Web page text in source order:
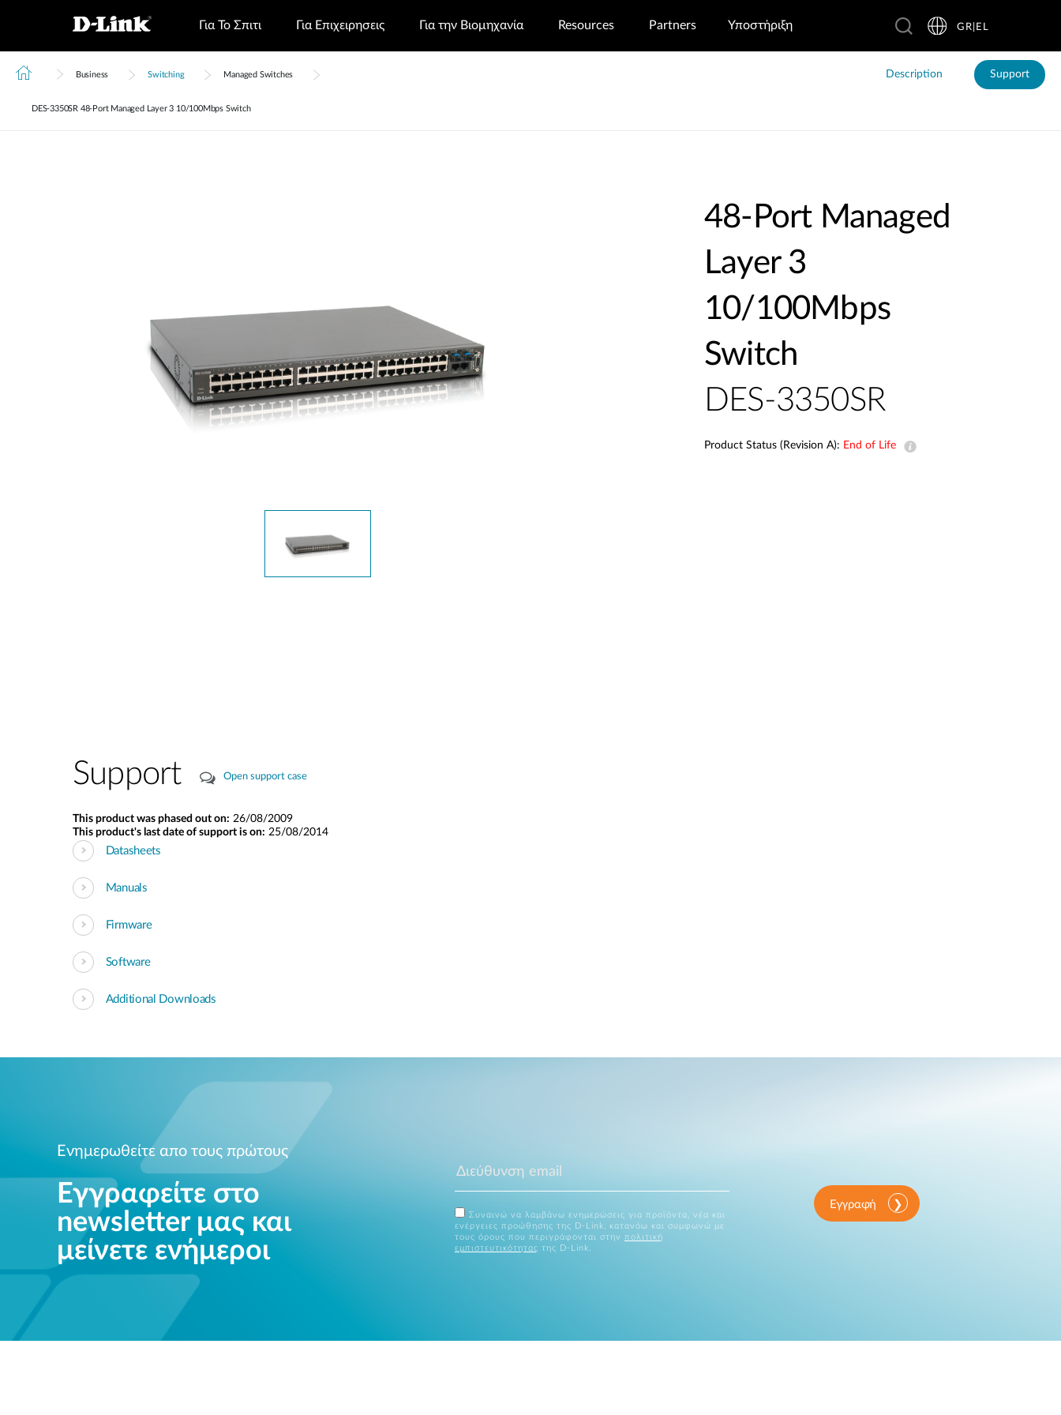
Για Το Σπιτι Για Επιχειρησεις Για την Βιομηχανία Resources Partners Υποστήριξη GR|EL
Business Switching Managed Switches
DES‑3350SR 48-Port Managed Layer 3 10/100Mbps Switch
Description Support
48-Port Managed
Layer 3
10/100Mbps
Switch
DES-3350SR
Product Status (Revision A): End of Life
Support Open support case
This product was phased out on: 26/08/2009
This product's last date of support is on: 25/08/2014
Datasheets
Manuals
Firmware
Software
Additional Downloads
Ενημερωθείτε απο τους πρώτους
Εγγραφείτε στο
newsletter μας και
μείνετε ενήμεροι
Συναινώ να λαμβάνω ενημερώσεις για προϊόντα, νέα και
ενέργειες προώθησης της D-Link, κατανόω και συμφωνώ με
τους όρους που περιγράφονται στην πολιτική
εμπιστευτικότητας της D-Link.
Εγγραφή